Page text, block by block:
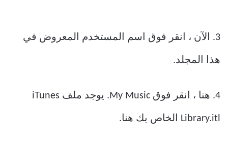
3. الآن ، انقر فوق اسم المستخدم المعروض في
هذا المجلد.
4. هنا ، انقر فوق My Music. يوجد ملف iTunes
Library.itl الخاص بك هنا.